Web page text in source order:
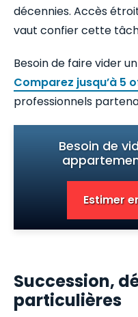
décennies. Accès
vaut confier cette
Besoin de faire vider
Comparez jusqu’à 5
professionnels
Besoin de
Estimer
Succession,
particulières